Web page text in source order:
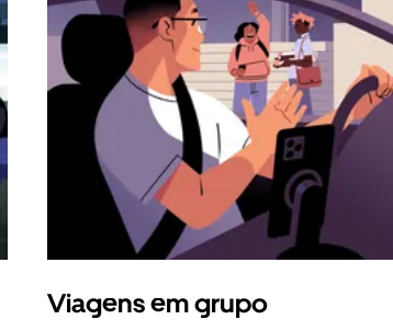
Viagens em grupo